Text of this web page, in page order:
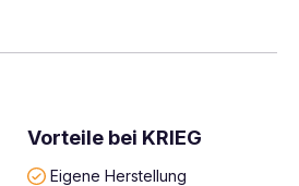
Vorteile bei KRIEG
Eigene Herstellung